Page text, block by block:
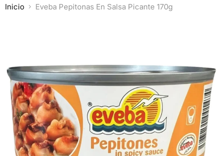
Inicio Eveba Pepitonas En Salsa Picante 170g